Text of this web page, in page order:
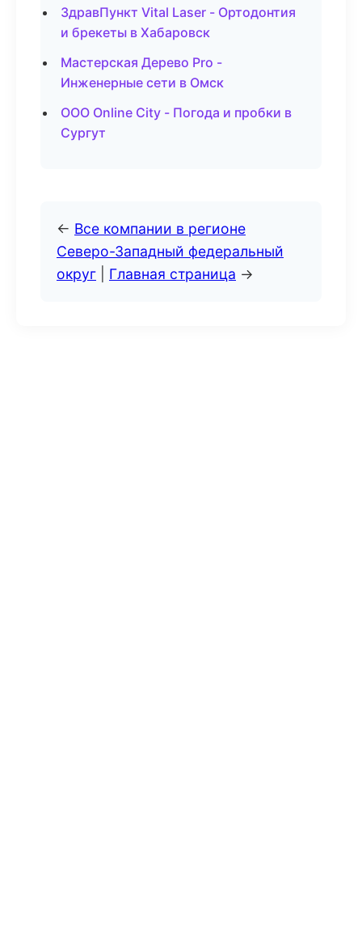
ЗдравПункт Vital Laser - Ортодонтия
и брекеты в Хабаровск
Мастерская Дерево Pro -
Инженерные сети в Омск
ООО Online City - Погода и пробки в
Сургут
← Все компании в регионе
Северо-Западный федеральный
округ
Главная страница →